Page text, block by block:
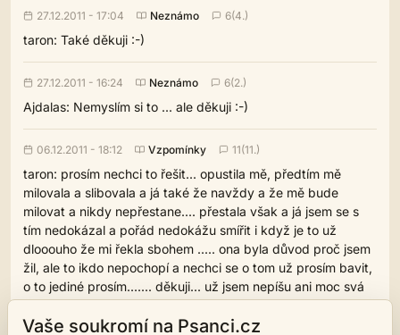
27.12.2011 - 17:04 Neznámo 6(4.)
taron: Také děkuji :-)
27.12.2011 - 16:24 Neznámo 6(2.)
Ajdalas: Nemyslím si to ... ale děkuji :-)
06.12.2011 - 18:12 Vzpomínky 11(11.)
taron: prosím nechci to řešit... opustila mě, předtím mě
milovala a slibovala a já také že navždy a že mě bude
milovat a nikdy nepřestane.... přestala však a já jsem se s
tím nedokázal a pořád nedokážu smířit i když je to už
dlooouho že mi řekla sbohem ..... ona byla důvod proč jsem
žil, ale to ikdo nepochopí a nechci se o tom už prosím bavit,
o to jediné prosím....... děkuji... už jsem nepíšu ani moc svá
díla protože už znám vaše reakce, lidé mají radši
optimistickou četbu a básně radosti, e smutku a plné
Vaše soukromí na Psanci.cz